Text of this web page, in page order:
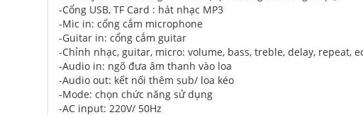
-Cổng USB, TF Card : hát nhạc MP3
-Mic in: cổng cắm microphone
-Guitar in: cổng cắm guitar
-Chỉnh nhạc, guitar, micro: volume, bass, treble, delay, repeat,
-Audio in: ngõ đưa âm thanh vào loa
-Audio out: kết nối thêm sub/ loa kéo
-Mode: chọn chức năng sử dụng
-AC input: 220V/ 50Hz